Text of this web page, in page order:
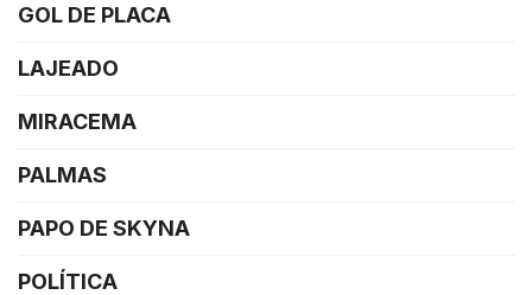
GOL DE PLACA
LAJEADO
MIRACEMA
PALMAS
PAPO DE SKYNA
POLÍTICA